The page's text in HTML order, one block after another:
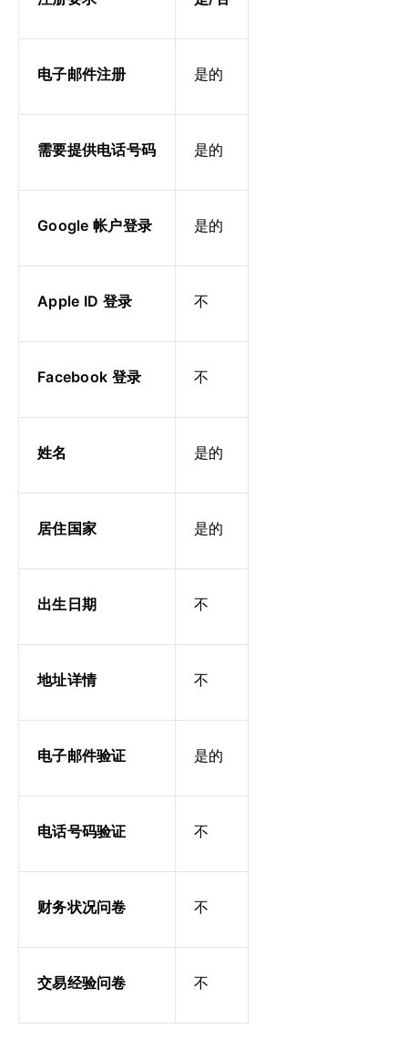
电子邮件注册 是的
需要提供电话号码 是的
Google 帐户登录 是的
Apple ID 登录 不
Facebook 登录 不
姓名 是的
居住国家 是的
出生日期 不
地址详情 不
电子邮件验证 是的
电话号码验证 不
财务状况问卷 不
交易经验问卷 不